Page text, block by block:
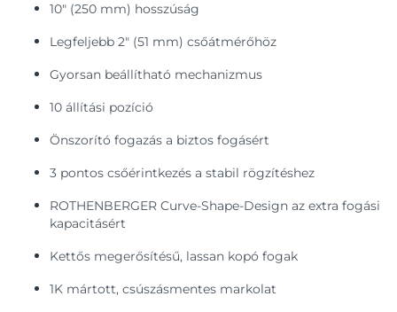
10" (250 mm) hosszúság
Legfeljebb 2" (51 mm) csőátmérőhöz
Gyorsan beállítható mechanizmus
10 állítási pozíció
Önszorító fogazás a biztos fogásért
3 pontos csőérintkezés a stabil rögzítéshez
ROTHENBERGER Curve-Shape-Design az extra fogási
kapacitásért
Kettős megerősítésű, lassan kopó fogak
1K mártott, csúszásmentes markolat